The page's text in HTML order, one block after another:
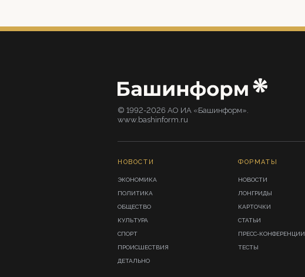
© 1992-2026 АО ИА «Башинформ».
www.bashinform.ru
НОВОСТИ
ЭКОНОМИКА
ПОЛИТИКА
ОБЩЕСТВО
КУЛЬТУРА
СПОРТ
ПРОИСШЕСТВИЯ
ДЕТАЛЬНО
ФОРМАТЫ
НОВОСТИ
ЛОНГРИДЫ
КАРТОЧКИ
СТАТЬИ
ПРЕСС-КОНФЕРЕНЦИИ
ТЕСТЫ